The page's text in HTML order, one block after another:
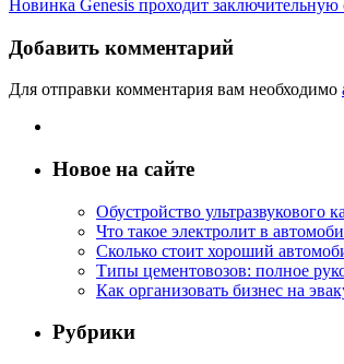
Новинка Genesis проходит
Добавить комментарий
Для отправки комментария вам необходимо
Новое на сайте
Обустройство ультразвукового
Что такое электролит в
Сколько стоит хороший
Типы цементовозов: полное
Как организовать бизнес на
Рубрики